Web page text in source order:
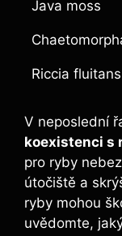
Java moss
Riccia fluitans
V ‍neposlední
koexistenci ‌s
pro ryby
⁢útočiště ⁤a
ryby mohou
uvědomte,